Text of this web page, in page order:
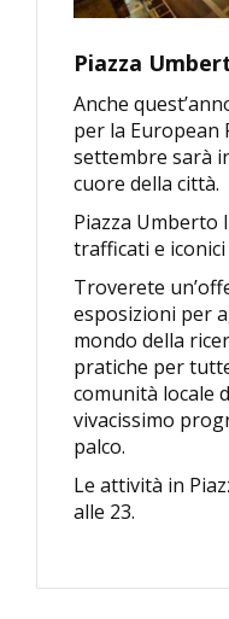
Piazza
Anche
per la European
settembre sarà
cuore della città.
Piazza Umberto
trafficati e
Troverete
esposizioni per
mondo della
pratiche per
comunità locale
vivacissimo
palco.
Le attività in
alle 23.